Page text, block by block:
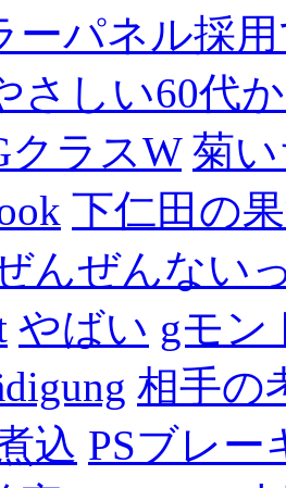
ーパネル採
さしい60代
クラスW 菊
下仁田の
んぜんない
やばい gモン
相手の
込 PSブレー